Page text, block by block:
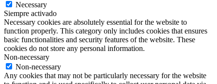
Necessary
Siempre activado
Necessary cookies are absolutely essential for the website to
function properly. This category only includes cookies that ensures
basic functionalities and security features of the website. These
cookies do not store any personal information.
Non-necessary
Non-necessary
Any cookies that may not be particularly necessary for the website